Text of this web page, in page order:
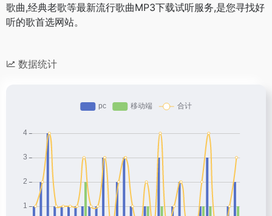
歌曲,经典老歌等最新流行歌曲MP3下载试听服务,是您寻找好
听的歌首选网站。
数据统计